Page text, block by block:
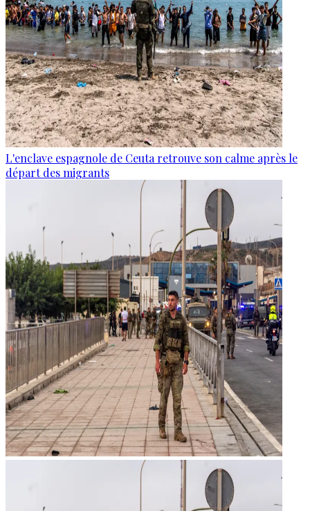
L'enclave espagnole de Ceuta retrouve son calme après le
départ des migrants